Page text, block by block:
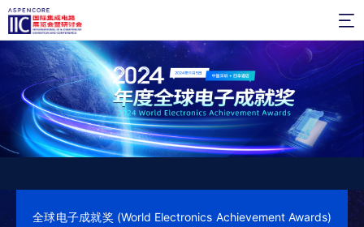

全球电子成就奖 (World Electronics Achievement Awards)